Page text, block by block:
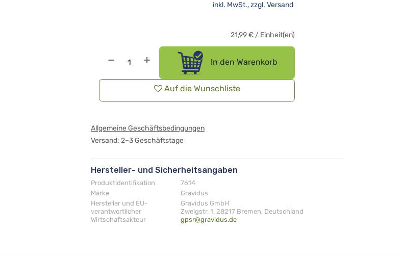
In den Warenkorb
Auf die Wunschliste
inkl. MwSt., zzgl. Versand
21,99€/ Einheit(en)
Allgemeine Geschäftsbedingungen
Versand: 2–3 Geschäftstage
Hersteller- und Sicherheitsangaben
Produktidentifikation
7614
Marke
Gravidus
Hersteller und EU-
verantwortlicher
Wirtschaftsakteur
Gravidus GmbH
Zweigstr. 1, 28217 Bremen, Deutschland
gpsr@gravidus.de